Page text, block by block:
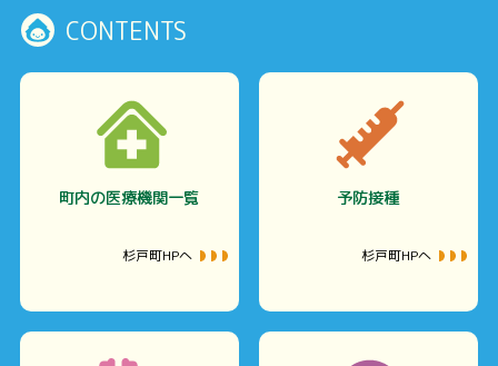
CONTENTS
町内の医療機関一覧
杉戸町HPへ
予防接種
杉戸町HPへ